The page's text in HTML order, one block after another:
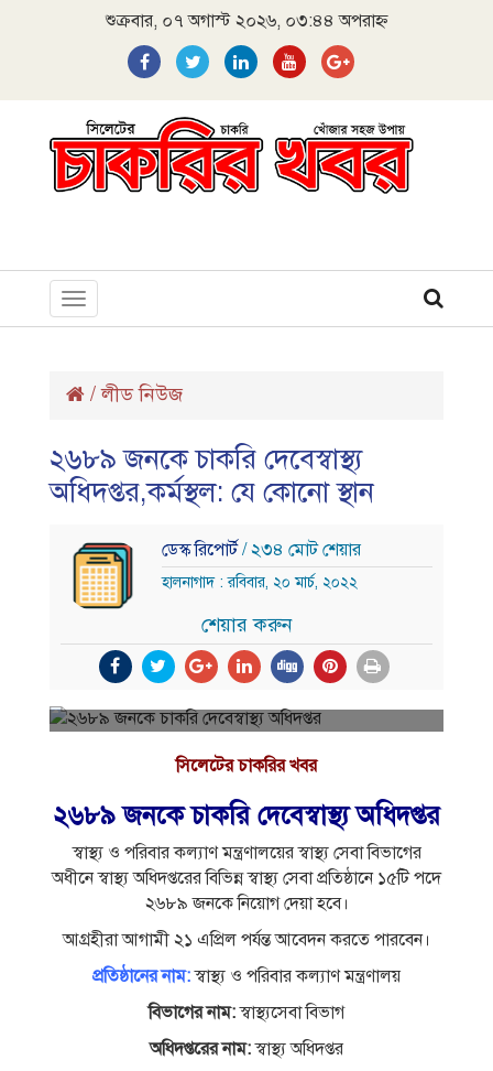
শুক্রবার, ০৭ অগাস্ট ২০২৬, ০৩:৪৪ অপরাহ্ন
Toggle
navigation
/লীড নিউজ
২৬৮৯ জনকে চাকরি দেবেস্বাস্থ্য
অধিদপ্তর,কর্মস্থল: যে কোনো স্থান
ডেস্ক রিপোর্ট/ ২৩৪ মোট শেয়ার
হালনাগাদ : রবিবার, ২০ মার্চ, ২০২২
শেয়ার করুন
সিলেটের চাকরির খবর
২৬৮৯ জনকে চাকরি দেবেস্বাস্থ্য অধিদপ্তর
স্বাস্থ্য ও পরিবার কল্যাণ মন্ত্রণালয়ের স্বাস্থ্য সেবা বিভাগের
অধীনে স্বাস্থ্য অধিদপ্তরের বিভিন্ন স্বাস্থ্য সেবা প্রতিষ্ঠানে ১৫টি পদে
২৬৮৯ জনকে নিয়োগ দেয়া হবে।
আগ্রহীরা আগামী ২১ এপ্রিল পর্যন্ত আবেদন করতে পারবেন।
প্রতিষ্ঠানের নাম:স্বাস্থ্য ও পরিবার কল্যাণ মন্ত্রণালয়
বিভাগের নাম:স্বাস্থ্যসেবা বিভাগ
অধিদপ্তরের নাম:স্বাস্থ্য অধিদপ্তর